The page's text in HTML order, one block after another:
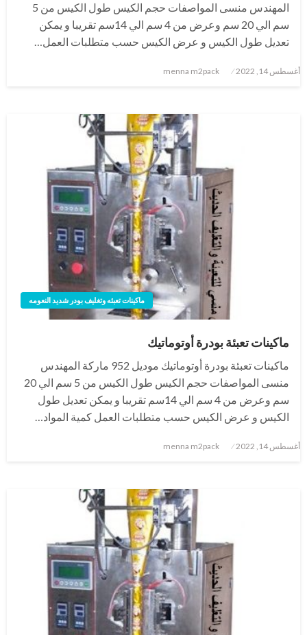
المهندس منسى المواصفات حجم الكيس طول الكيس من 5
سم الي 20 سم وعرض من 4 سم الي 14سم تقريبا و يمكن
تعديل طول الكيس و عرض الكيس حسب متطلبات العمل…
نُشر
أغسطس 14, 2022 menna m2pack
ماكينات تعبئه وتغليف بودر شديد النعومه
ماكينات تعبئة بودرة أوتوماتيك
ماكينات تعبئة بودرة أوتوماتيك موديل 952 ماركة المهندس
منسى المواصفات حجم الكيس طول الكيس من 5 سم الي 20
سم وعرض من 4 سم الي 14سم تقريبا و يمكن تعديل طول
الكيس و عرض الكيس حسب متطلبات العمل كمية المواد…
نُشر
أغسطس 14, 2022 menna m2pack